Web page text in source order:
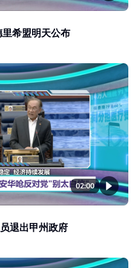
希盟明天公布
02:00
退出甲州政府